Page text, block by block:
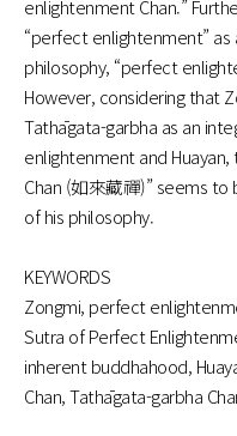
enlightenmentChan.”
“perfect enlightenment”as
philosophy, “perfect
However, considering that
Tathāgata-garbha as an
enlightenment and
Chan (如來藏禪)” seems to
of his philosophy.
KEYWORDS
Zongmi, perfect
Sutra of Perfect
inherentbuddhahood,
Chan,Tathāgata-garbha